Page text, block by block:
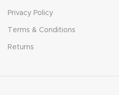
Privacy Policy
Terms & Conditions
Returns